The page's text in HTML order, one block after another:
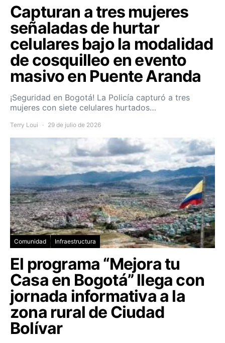
Capturan a tres mujeres
señaladas de hurtar
celulares bajo la modalidad
de cosquilleo en evento
masivo en Puente Aranda
¡Seguridad en Bogotá! La Policía capturó a tres
mujeres con siete celulares hurtados…
Terry Loui 29 de julio de 2026
Comunidad Infraestructura
El programa “Mejora tu
Casa en Bogotá” llega con
jornada informativa a la
zona rural de Ciudad
Bolívar